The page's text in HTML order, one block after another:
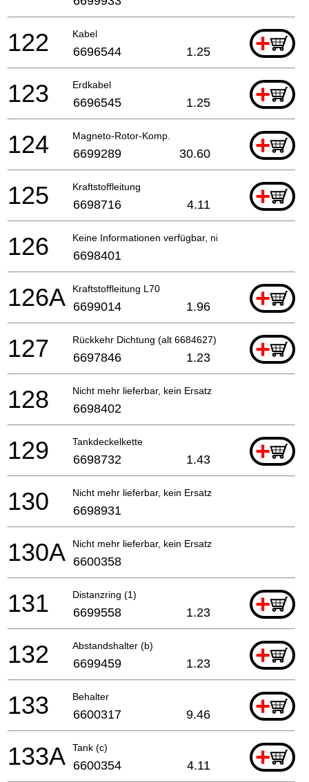
Kabel +
122 6696544 1.25
Erdkabel +
123 6696545 1.25
Magneto-Rotor-Komp. +
124 6699289 30.60
Kraftstoffleitung +
125 6698716 4.11
Keine Informationen verfügbar, nicht bestellbar
126 6698401
Kraftstoffleitung L70 +
126A 6699014 1.96
Rückkehr Dichtung (alt 6684627) +
127 6697846 1.23
Nicht mehr lieferbar, kein Ersatz
128 6698402
Tankdeckelkette +
129 6698732 1.43
Nicht mehr lieferbar, kein Ersatz
130 6698931
Nicht mehr lieferbar, kein Ersatz
130A 6600358
Distanzring (1) +
131 6699558 1.23
Abstandshalter (b) +
132 6699459 1.23
Behalter +
133 6600317 9.46
Tank (c) +
133A 6600354 4.11